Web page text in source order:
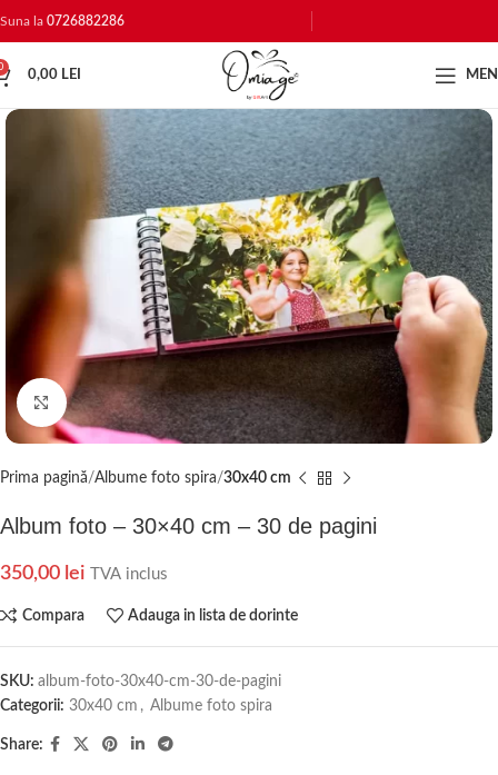
Suna la 0726882286
0,00 LEI
Click to enlarge
Prima pagină Albume foto spira 30x40 cm
Album foto – 30×40 cm – 30 de pagini
350,00 lei TVA inclus
Compara Adauga in lista de dorinte
SKU: album-foto-30x40-cm-30-de-pagini
Categorii: 30x40 cm , Albume foto spira
Share: